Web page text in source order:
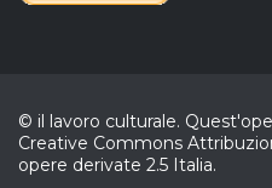
© il lavoro culturale.
Creative Commons
opere derivate 2.5 Italia.